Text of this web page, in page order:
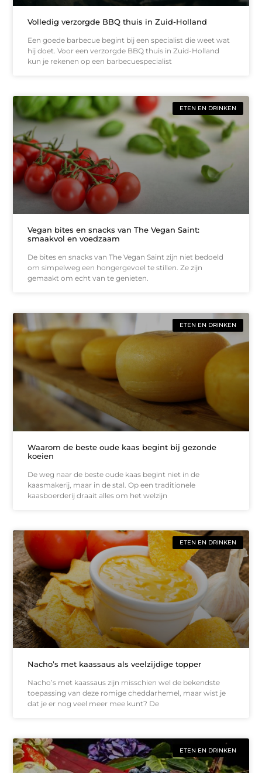
Volledig verzorgde BBQ thuis in Zuid-Holland
Een goede barbecue begint bij een specialist die weet wat
hij doet. Voor een verzorgde BBQ thuis in Zuid-Holland
kun je rekenen op een barbecuespecialist
ETEN EN DRINKEN
Vegan bites en snacks van The Vegan Saint:
smaakvol en voedzaam
De bites en snacks van The Vegan Saint zijn niet bedoeld
om simpelweg een hongergevoel te stillen. Ze zijn
gemaakt om echt van te genieten.
ETEN EN DRINKEN
Waarom de beste oude kaas begint bij gezonde
koeien
De weg naar de beste oude kaas begint niet in de
kaasmakerij, maar in de stal. Op een traditionele
kaasboerderij draait alles om het welzijn
ETEN EN DRINKEN
Nacho’s met kaassaus als veelzijdige topper
Nacho’s met kaassaus zijn misschien wel de bekendste
toepassing van deze romige cheddarhemel, maar wist je
dat je er nog veel meer mee kunt? De
ETEN EN DRINKEN